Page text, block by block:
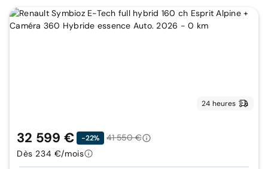
24 heures
32 599 € -22%
41 550 €
Dès 234 €/mois